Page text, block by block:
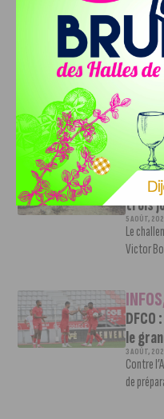
DFCO : UNE
RETOUR EN LIGUE 2
INFOS
Faire
trois
5 AOÛT,
Le
Victor
INFOS
DFCO
le
3 AOÛT,
Contre
de